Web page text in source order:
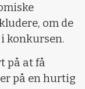
om de
konkursen.
på at få
på en hurtig